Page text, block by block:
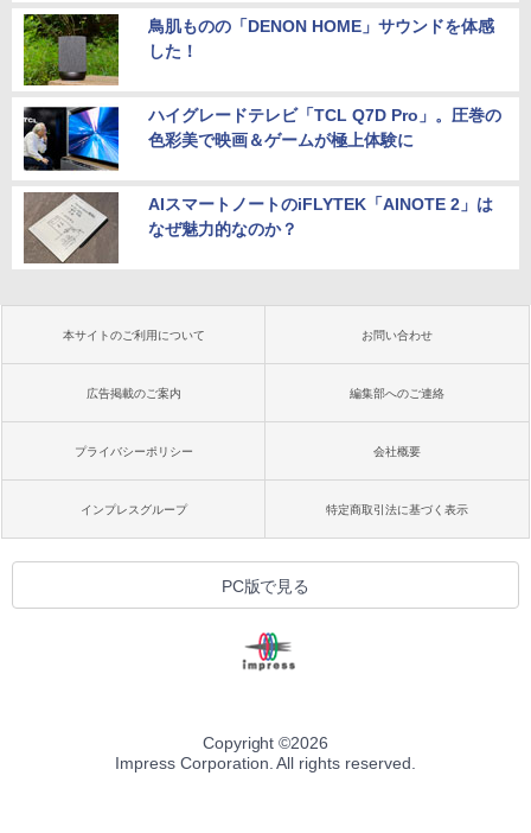
鳥肌ものの「DENON HOME」サウンドを体感
した！
ハイグレードテレビ「TCL Q7D Pro」。圧巻の
色彩美で映画＆ゲームが極上体験に
AIスマートノートのiFLYTEK「AINOTE 2」は
なぜ魅力的なのか？
本サイトのご利用について お問い合わせ
広告掲載のご案内 編集部へのご連絡
プライバシーポリシー 会社概要
インプレスグループ 特定商取引法に基づく表示
PC版で見る
Copyright ©2026
Impress Corporation. All rights reserved.